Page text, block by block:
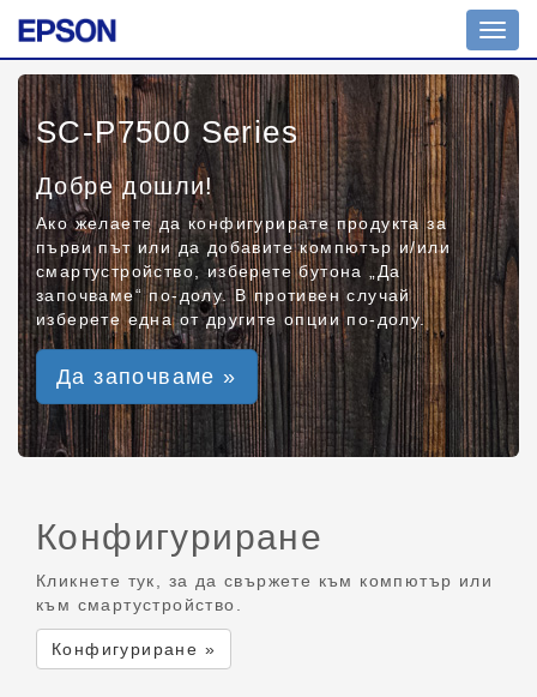
SC-P7500 Series
Добре дошли!
Ако желаете да конфигурирате продукта за
първи път или да добавите компютър и/или
смартустройство, изберете бутона „Да
започваме“ по-долу. В противен случай
изберете една от другите опции по-долу.
Да започваме »
Конфигуриране
Кликнете тук, за да свържете към компютър или
към смартустройство.
Конфигуриране »